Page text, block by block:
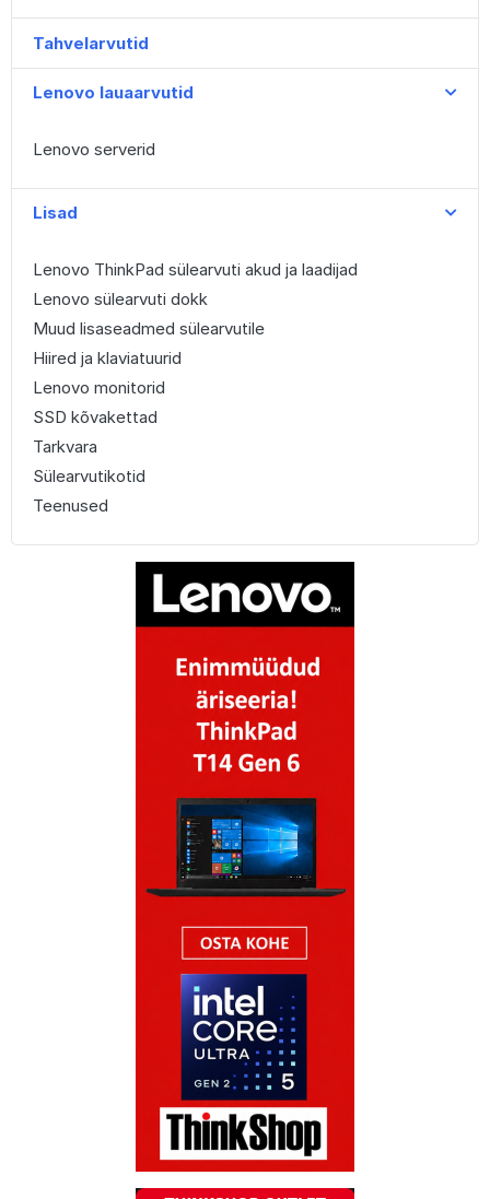
Tahvelarvutid
Lenovo lauaarvutid
Lenovo serverid
Lisad
Lenovo ThinkPad sülearvuti akud ja laadijad
Lenovo sülearvuti dokk
Muud lisaseadmed sülearvutile
Hiired ja klaviatuurid
Lenovo monitorid
SSD kõvakettad
Tarkvara
Sülearvutikotid
Teenused